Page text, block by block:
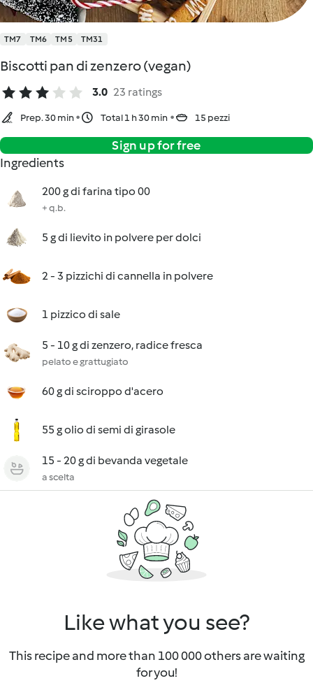
TM7 TM6 TM5 TM31
Biscotti pan di zenzero (vegan)
3.0 23 ratings
Prep. 30 min Total 1 h 30 min 15 pezzi
Sign up for free
Ingredients
200 g di farina tipo 00
+ q.b.
5 g di lievito in polvere per dolci
2 - 3 pizzichi di cannella in polvere
1 pizzico di sale
5 - 10 g di zenzero, radice fresca
pelato e grattugiato
60 g di sciroppo d'acero
55 g olio di semi di girasole
15 - 20 g di bevanda vegetale
a scelta
Like what you see?
This recipe and more than 100 000 others are waiting
for you!